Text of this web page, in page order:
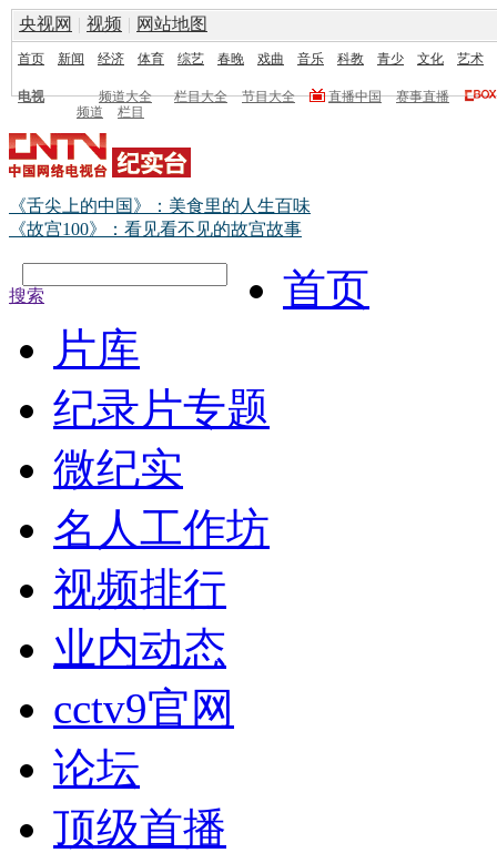
央视网 | 视频 | 网站地图
首页 新闻 经济 体育 综艺 春晚 戏曲 音乐 科教 青少 文化 艺术
电视 频道大全 栏目大全 节目大全 直播中国
赛事直播
频道
栏目
《舌尖上的中国》：美食里的人生百味
《故宫100》：看见看不见的故宫故事
搜索
首页
片库
纪录片专题
微纪实
名人工作坊
视频排行
业内动态
cctv9官网
论坛
顶级首播